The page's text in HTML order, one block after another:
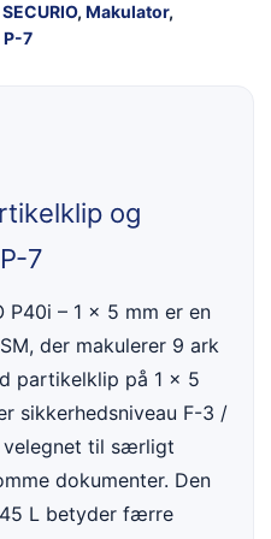
, Makulator,
P-7
og
7
P40i – 1 x 5 mm er en
der makulerer 9 ark
partikelklip på 1 x 5
sikkerhedsniveau F-3 /
velegnet til særligt
dokumenter. Den
L betyder færre